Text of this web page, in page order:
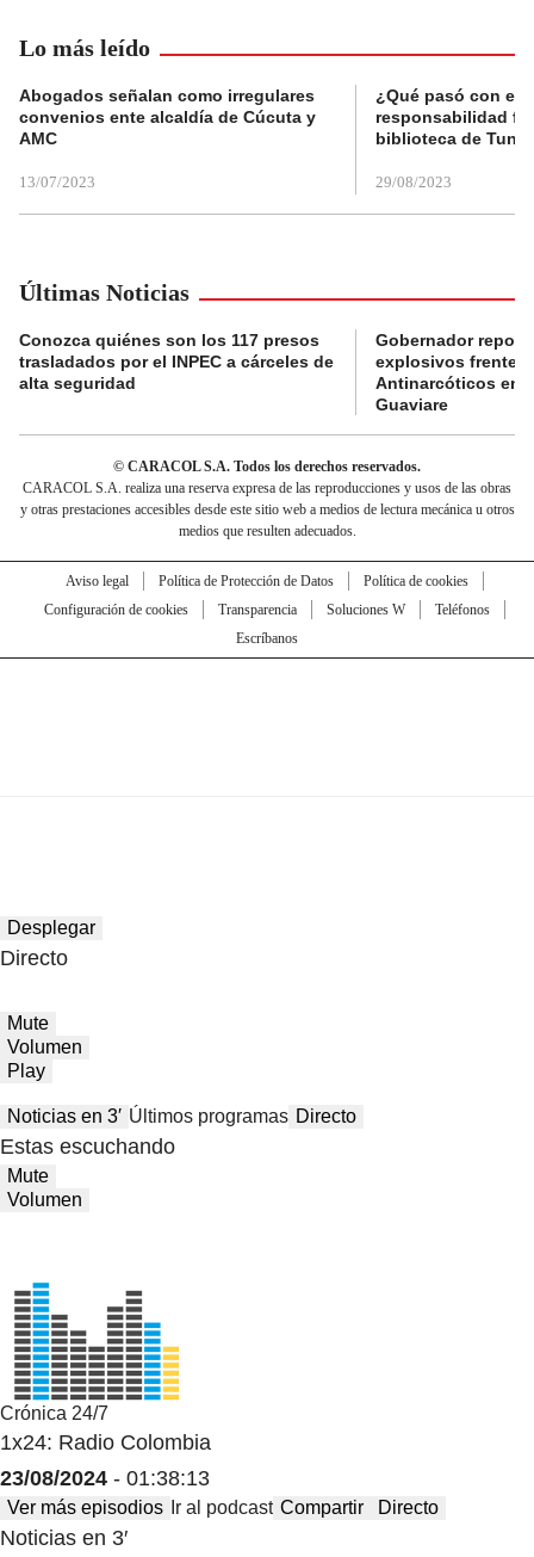
Lo más leído
Abogados señalan como irregulares
convenios ente alcaldía de Cúcuta y
AMC
13/07/2023
¿Qué pasó con el
responsabilidad
biblioteca de
29/08/2023
Últimas Noticias
Conozca quiénes son los 117 presos
trasladados por el INPEC a cárceles de
alta seguridad
Gobernador
explosivos frente a
Antinarcóticos en
Guaviare
© CARACOL S.A. Todos los derechos reservados.
CARACOL S.A. realiza una reserva expresa de las reproducciones y usos de las obras
y otras prestaciones accesibles desde este sitio web a medios de lectura mecánica u otros
medios que resulten adecuados.
Aviso legal Política de Protección de Datos
Política de cookies
Configuración de cookies
Transparencia Soluciones W
Teléfonos
Escríbanos
Desplegar
Directo
Mute
Volumen
Play
Noticias en 3′ Últimos programas Directo
Estas escuchando
Mute
Volumen
Crónica 24/7
1x24: Radio Colombia
23/08/2024 - 01:38:13
Ver más episodios Ir al podcast Compartir Directo
Noticias en 3′